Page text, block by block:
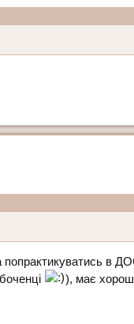
в
), має